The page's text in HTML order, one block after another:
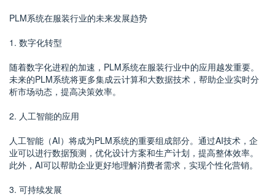
PLM系统在服装行业的未来发展趋势
1. 数字化转型
随着数字化进程的加速，PLM系统在服装行业中的应用越发重要。
未来的PLM系统将更多集成云计算和大数据技术，帮助企业实时分
析市场动态，提高决策效率。
2. 人工智能的应用
人工智能（AI）将成为PLM系统的重要组成部分。通过AI技术，企
业可以进行数据预测，优化设计方案和生产计划，提高整体效率。
此外，AI可以帮助企业更好地理解消费者需求，实现个性化营销。
3. 可持续发展